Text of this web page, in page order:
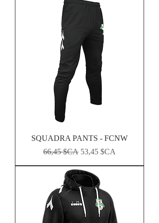
SQUADRA PANTS - FCNW
Prix original
66,45 $CA Prix promotionnel
53,45 $CA